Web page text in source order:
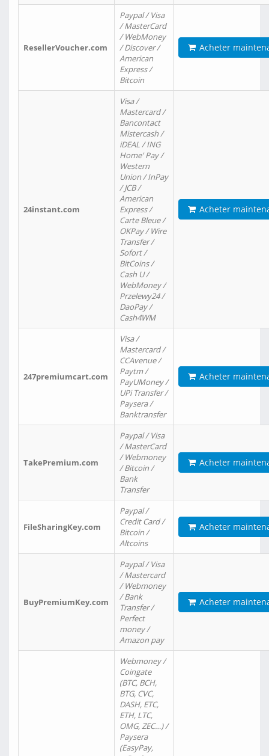
ResellerVoucher.com
Paypal / Visa
/ MasterCard
/ WebMoney
/ Discover /
American
Express /
Bitcoin
Acheter
24instant.com
Visa /
Mastercard /
Bancontact
Mistercash /
iDEAL / ING
Home' Pay /
Western
Union / InPay
/ JCB /
American
Express /
Carte Bleue /
OKPay / Wire
Transfer /
Sofort /
BitCoins /
Cash U /
WebMoney /
Przelewy24 /
DaoPay /
Cash4WM
Acheter
247premiumcart.com
Visa /
Mastercard /
CCAvenue /
Paytm /
PayUMoney /
UPi Transfer /
Paysera /
Banktransfer
Acheter
TakePremium.com
Paypal / Visa
/ MasterCard
/ Webmoney
/ Bitcoin /
Bank
Transfer
Acheter
FileSharingKey.com
Paypal /
Credit Card /
Bitcoin /
Altcoins
Acheter
BuyPremiumKey.com
Paypal / Visa
/ Mastercard
/ Webmoney
/ Bank
Transfer /
Perfect
money /
Amazon pay
Acheter
Webmoney /
Coingate
(BTC, BCH,
BTG, CVC,
DASH, ETC,
ETH, LTC,
OMG, ZEC…) /
Paysera
(EasyPay,